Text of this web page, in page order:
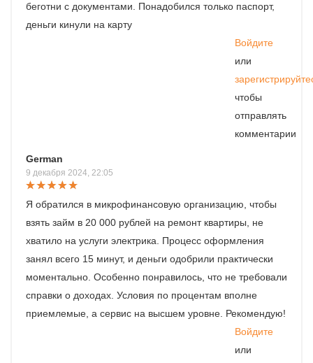
беготни с документами. Понадобился только паспорт,
деньги кинули на карту
Войдите
или
чтобы
отправлять
комментарии
German
9 декабря 2024, 22:05
Я обратился в микрофинансовую организацию, чтобы
взять займ в 20 000 рублей на ремонт квартиры, не
хватило на услуги электрика. Процесс оформления
занял всего 15 минут, и деньги одобрили практически
моментально. Особенно понравилось, что не требовали
справки о доходах. Условия по процентам вполне
приемлемые, а сервис на высшем уровне. Рекомендую!
Войдите
или